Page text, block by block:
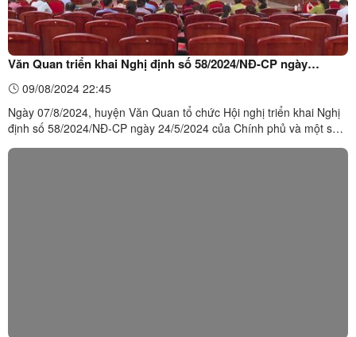
Văn Quan triển khai Nghị định số 58/2024/NĐ-CP ngày
24/5/2024 của Chính phủ và một số chính sách về lâm nghiệp
09/08/2024 22:45
Ngày 07/8/2024, huyện Văn Quan tổ chức Hội nghị triển khai Nghị
định số 58/2024/NĐ-CP ngày 24/5/2024 của Chính phủ và một số